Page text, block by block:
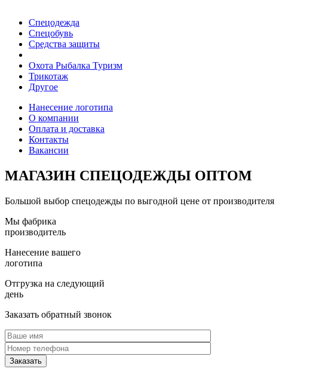
Спецодежда
Спецобувь
Средства защиты
Охота Рыбалка Туризм
Трикотаж
Другое
Нанесение логотипа
О компании
Оплата и доставка
Контакты
Вакансии
МАГАЗИН СПЕЦОДЕЖДЫ ОПТОМ
Большой выбор спецодежды по выгодной цене от производителя
Мы фабрика
производитель
Нанесение вашего
логотипа
Отгрузка на следующий
день
Заказать обратный звонок